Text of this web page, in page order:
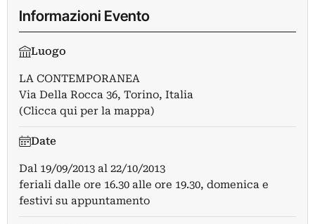
Informazioni Evento
Luogo
LA CONTEMPORANEA
Via Della Rocca 36, Torino, Italia
(Clicca qui per la mappa)
Date
Dal 19/09/2013 al 22/10/2013
feriali dalle ore 16.30 alle ore 19.30, domenica e
festivi su appuntamento